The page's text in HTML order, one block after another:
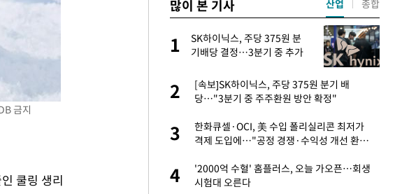
금지
쿨링 생리
많이 본 기사
에 매물로"
지원 막힌 UDT 훈련 직접 해봤습니
출신 女유튜버 '완벽 소화'
유로운 근황 공개
1
SK하이닉스, 주당 375원 분
기배당 결정…3분기 중 추가
2
[속보]SK하이닉스, 주당 375원 분기 배
당…"3분기 중 주주환원 방안 확정"
3
한화큐셀·OCI, 美 수입 폴리실리콘 최저가
격제 도입에…"공정 경쟁·수익성 개선 환
4
'2000억 수혈' 홈플러스, 오늘 가오픈…회생
시험대 오른다
산업 종합